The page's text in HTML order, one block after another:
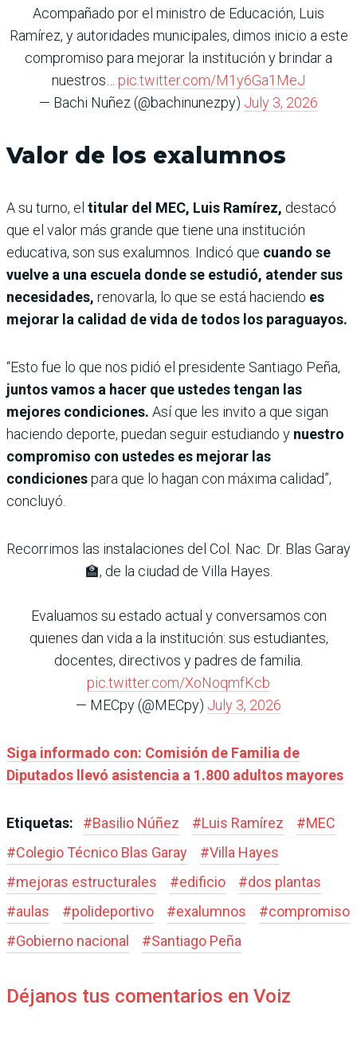
Acompañado por el ministro de Educación, Luis
Ramírez, y autoridades municipales, dimos inicio a este
compromiso para mejorar la institución y brindar a
nuestros… pic.twitter.com/M1y6Ga1MeJ
— Bachi Nuñez (@bachinunezpy) July 3, 2026
Valor de los exalumnos
A su turno, el titular del MEC, Luis Ramírez, destacó
que el valor más grande que tiene una institución
educativa, son sus exalumnos. Indicó que cuando se
vuelve a una escuela donde se estudió, atender sus
necesidades, renovarla, lo que se está haciendo es
mejorar la calidad de vida de todos los paraguayos.
“Esto fue lo que nos pidió el presidente Santiago Peña,
juntos vamos a hacer que ustedes tengan las
mejores condiciones. Así que les invito a que sigan
haciendo deporte, puedan seguir estudiando y nuestro
compromiso con ustedes es mejorar las
condicionespara que lo hagan con máxima calidad”,
concluyó.
Recorrimos las instalaciones del Col. Nac. Dr. Blas Garay
🏫, de la ciudad de Villa Hayes.
Evaluamos su estado actual y conversamos con
quienes dan vida a la institución: sus estudiantes,
docentes, directivos y padres de familia.
pic.twitter.com/XoNoqmfKcb
— MECpy (@MECpy) July 3, 2026
Siga informado con: Comisión de Familia de
Diputados llevó asistencia a 1.800 adultos mayores
Etiquetas: #Basilio Núñez #Luis Ramírez #MEC
#Colegio Técnico Blas Garay #Villa Hayes
#mejoras estructurales #edificio #dos plantas
#aulas #polideportivo #exalumnos #compromiso
#Gobierno nacional #Santiago Peña
Déjanos tus comentarios en Voiz